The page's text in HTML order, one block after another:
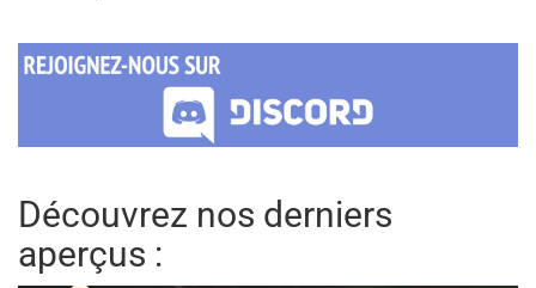
Découvrez nos derniers
aperçus :